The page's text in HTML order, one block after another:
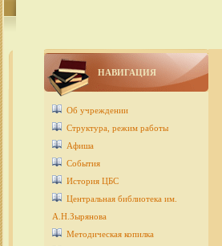
НАВИГАЦИЯ
Об учреждении
Структура, режим работы
Афиша
События
История ЦБС
Центральная библиотека им.
А.Н.Зырянова
Методическая копилка